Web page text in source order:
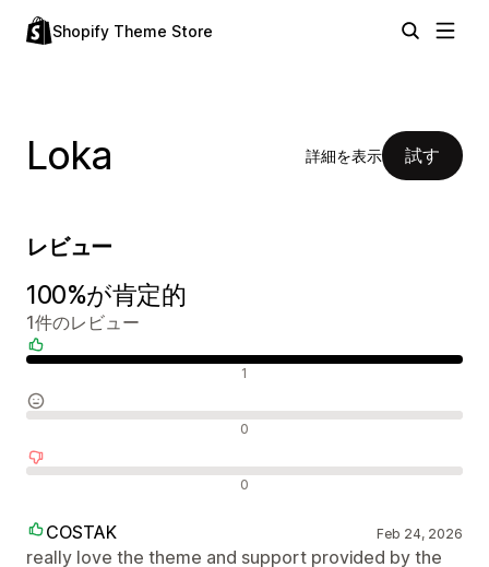
Shopify Theme Store
Loka 詳細を表示 試す
レビュー
100%が肯定的
1件のレビュー
1
0
0
COSTAK Feb 24, 2026
really love the theme and support provided by the